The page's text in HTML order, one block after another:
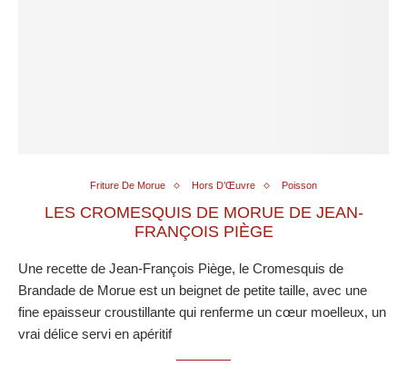
Friture De Morue Hors D’Œuvre Poisson
LES CROMESQUIS DE MORUE DE JEAN-
FRANÇOIS PIÈGE
Une recette de Jean-François Piège, le Cromesquis de
Brandade de Morue est un beignet de petite taille, avec une
fine epaisseur croustillante qui renferme un cœur moelleux, un
vrai délice servi en apéritif